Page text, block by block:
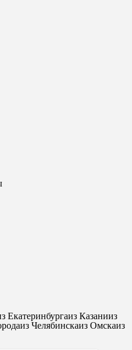
Екатеринбургаиз Казанииз
из Челябинскаиз Омскаиз